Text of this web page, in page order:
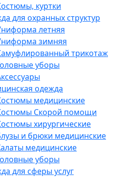
куртки
для охранных структур
летняя
зимняя
трикотаж
уборы
одежда
медицинские
Скорой помощи
хирургические
и брюки медицинские
медицинские
уборы
для сферы услуг